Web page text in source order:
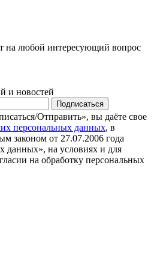
на любой интересующий вопрос
и новостей
Подписаться
Отправить», вы даёте свое
персональных данных, в
законом от 27.07.2006 года
на условиях и для
на обработку персональных